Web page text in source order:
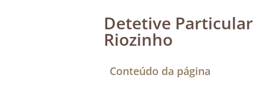
Detetive Particular
Riozinho
Conteúdo da página